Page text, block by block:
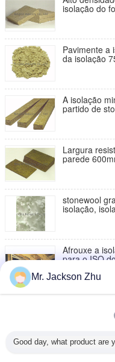
isolação do
Pavimente a
da isolação
A isolação
partido de
Largura
parede
stonewool
isolação,
Afrouxe a
para o ISO
Mineralwool
O branco
Mr. Jackson Zhu
Good day, what product are